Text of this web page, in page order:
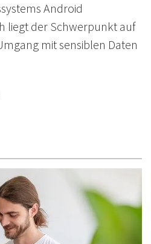
Android
liegt der Schwerpunkt auf
mit sensiblen Daten